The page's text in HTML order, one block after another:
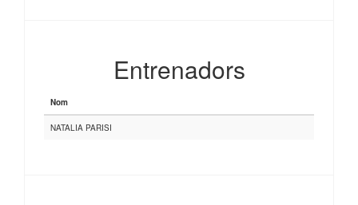
Entrenadors
Nom
NATALIA PARISI